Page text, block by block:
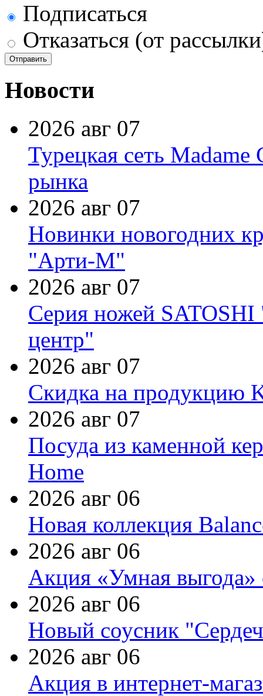
Подписаться
Отказаться (от
Новости
2026 авг 07
Турецкая сеть Madame
рынка
2026 авг 07
Новинки новогодних
"Арти-М"
2026 авг 07
Серия ножей
центр"
2026 авг 07
Скидка на продукцию
2026 авг 07
Посуда из каменной
Home
2026 авг 06
Новая коллекция
2026 авг 06
Акция «Умная выгода»
2026 авг 06
Новый соусник
2026 авг 06
Акция в интернет-